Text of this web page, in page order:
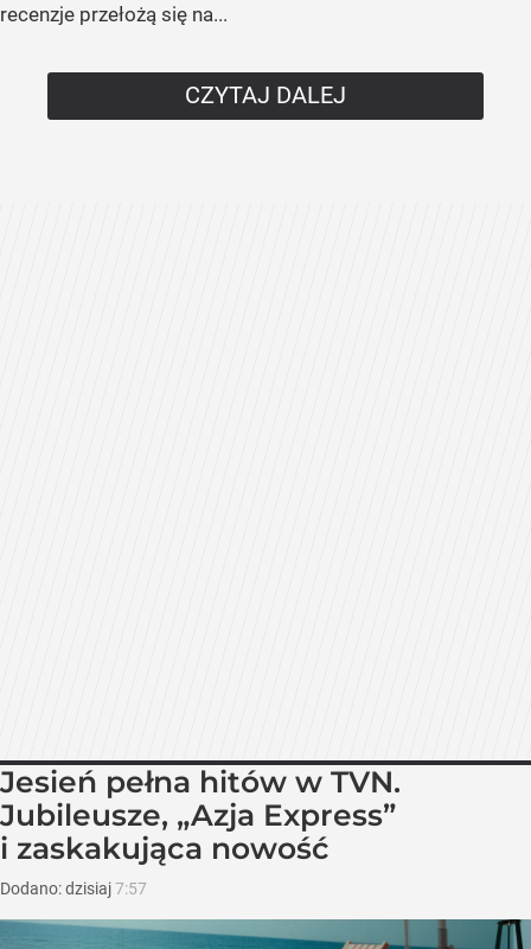
recenzje przełożą się na...
CZYTAJ DALEJ
Jesień pełna hitów w TVN.
Jubileusze, „Azja Express”
i zaskakująca nowość
Dodano:dzisiaj7:57